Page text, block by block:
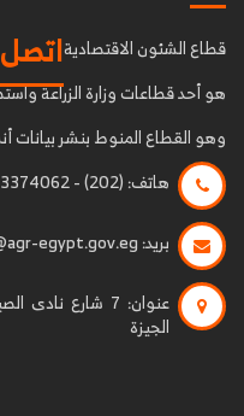
قطاع الشئون الاقتصادية
هو أحد قطاعات وزارة الزراعة
وهو القطاع المنوط بنشر بيانات
اتصل
هاتف: (202) - 33374062
بريد:
عنوان:
7 شارع نادى
الجيزة